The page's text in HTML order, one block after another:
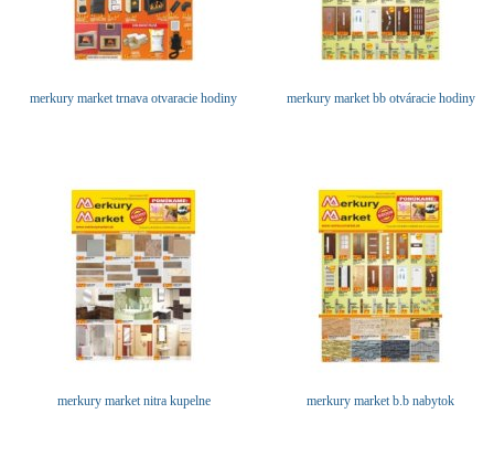
merkury market trnava otvaracie hodiny merkury market bb otváracie hodiny
merkury market nitra kupelne merkury market b.b nabytok